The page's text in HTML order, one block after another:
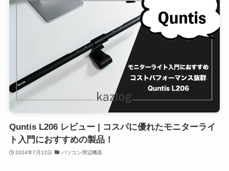
Quntis L206 レビュー | コスパに優れたモニターライ
ト入門におすすめの製品！
2024年7月12日 パソコン周辺機器